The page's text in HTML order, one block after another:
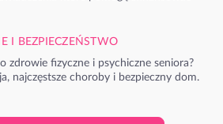
I BEZPIECZEŃSTWO
zdrowie fizyczne i psychiczne seniora?
najczęstsze choroby i bezpieczny dom.